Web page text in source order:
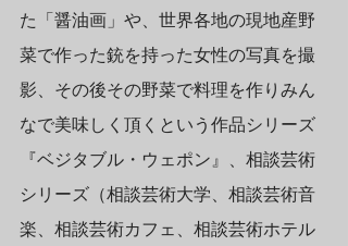
た「醤油画」や、世界各地の現地産野
菜で作った銃を持った女性の写真を撮
影、その後その野菜で料理を作りみん
なで美味しく頂くという作品シリーズ
『ベジタブル・ウェポン』、相談芸術
シリーズ（相談芸術大学、相談芸術音
楽、相談芸術カフェ、相談芸術ホテル